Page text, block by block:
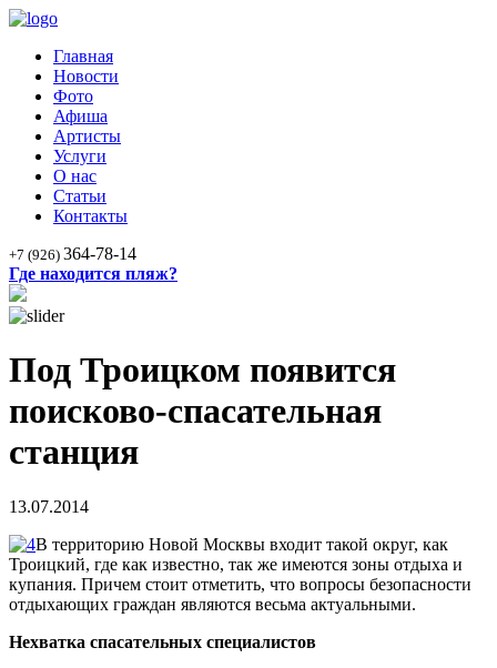
Главная
Новости
Фото
Афиша
Артисты
Услуги
О нас
Статьи
Контакты
+7 (926) 364-78-14
Где находится пляж?
Под Троицком появится
поисково-спасательная
станция
13.07.2014
В территорию Новой Москвы входит такой округ, как
Троицкий, где как известно, так же имеются зоны отдыха и
купания. Причем стоит отметить, что вопросы безопасности
отдыхающих граждан являются весьма актуальными.
Нехватка спасательных специалистов